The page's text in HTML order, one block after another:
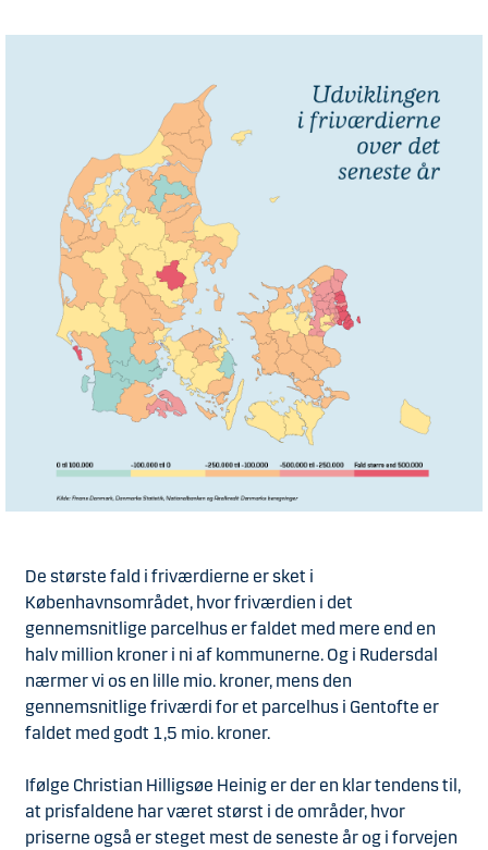
De største fald i friværdierne er sket i
Københavnsområdet, hvor friværdien i det
gennemsnitlige parcelhus er faldet med mere end en
halv million kroner i ni af kommunerne. Og i Rudersdal
nærmer vi os en lille mio. kroner, mens den
gennemsnitlige friværdi for et parcelhus i Gentofte er
faldet med godt 1,5 mio. kroner.
Ifølge Christian Hilligsøe Heinig er der en klar tendens til,
at prisfaldene har været størst i de områder, hvor
priserne også er steget mest de seneste år og i forvejen